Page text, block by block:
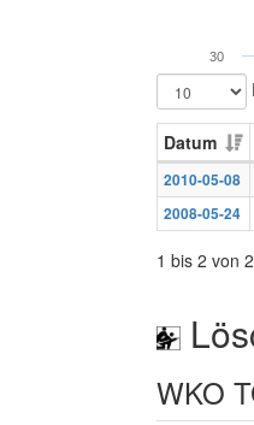
30
Datum
2010-05-08
2008-05-24
1 bis 2 von
WKO